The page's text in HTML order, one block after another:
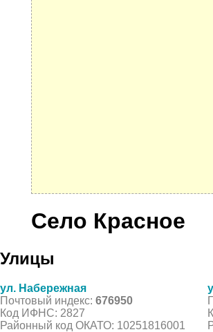
Село Красное
Улицы
ул. Набережная
Почтовый индекс: 676950
Код ИФНС: 2827
Районный код ОКАТО: 10251816001